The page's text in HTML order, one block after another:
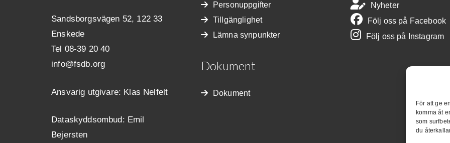
För att ge
komma åt
som
du
Sandsborgsvägen 52, 122 33
Enskede
Tel 08-39 20 40
info@fsdb.org
Ansvarig utgivare: Klas Nelfelt
Dataskyddsombud: Emil
Bejersten
Personuppgifter
Tillgänglighet
Lämna synpunkter
Dokument
Dokument
Nyheter
Följ oss på Facebook
Följ oss på Instagram